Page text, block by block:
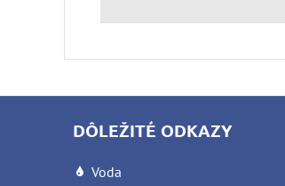
DÔLEŽITÉ ODKAZY
Voda